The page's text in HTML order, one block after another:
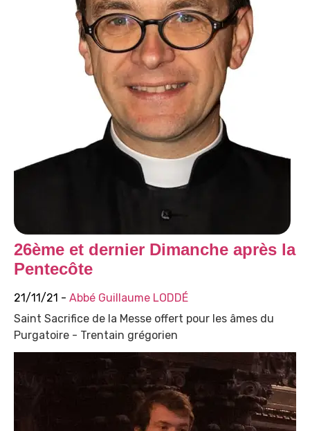
26ème et dernier Dimanche après la
Pentecôte
21/11/21 - Abbé Guillaume LODDÉ
Saint Sacrifice de la Messe offert pour les âmes du
Purgatoire - Trentain grégorien